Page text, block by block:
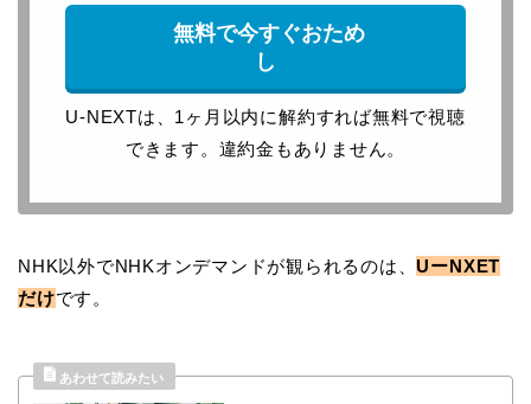
無料で今すぐおため
し
U-NEXTは、1ヶ月以内に解約すれば無料で視聴
できます。違約金もありません。
NHK以外でNHKオンデマンドが観られるのは、UーNXET
だけです。